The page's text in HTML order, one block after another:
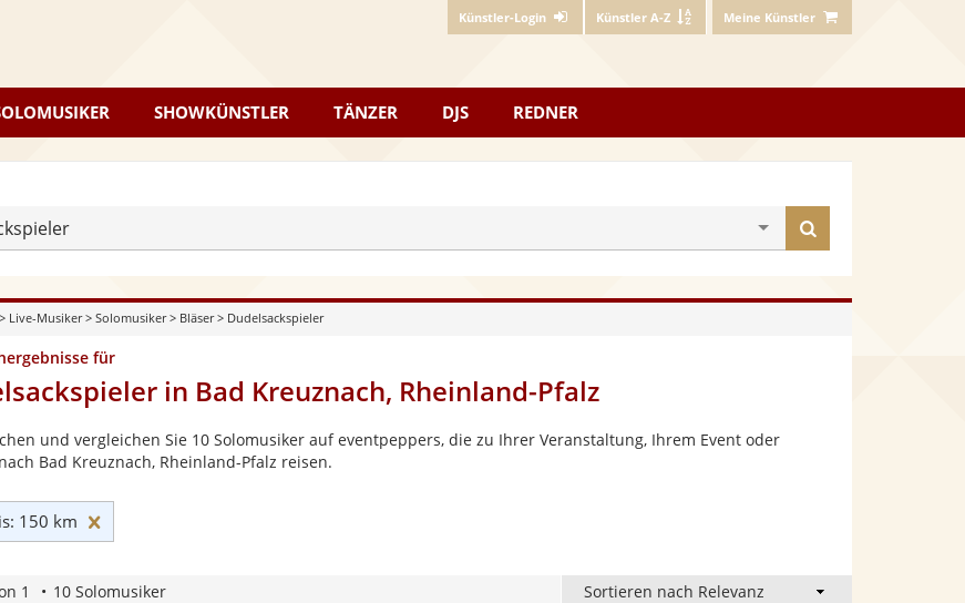
Künstler-Login Künstler A-Z Meine Künstler
SHOWKÜNSTLER TÄNZER DJS REDNER
finden
Live-Musiker> Solomusiker> Bläser> Dudelsackspieler
für
in Bad Kreuznach, Rheinland-Pfalz
und vergleichen Sie 10 Solomusiker auf eventpeppers, die zu Ihrer Veranstaltung, Ihrem Event oder
Bad Kreuznach, Rheinland-Pfalz reisen.
150 km
1 10 Solomusiker